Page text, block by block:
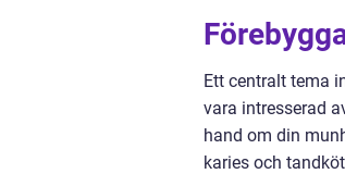
Ett centralt tema
vara intresserad
hand om din
karies och